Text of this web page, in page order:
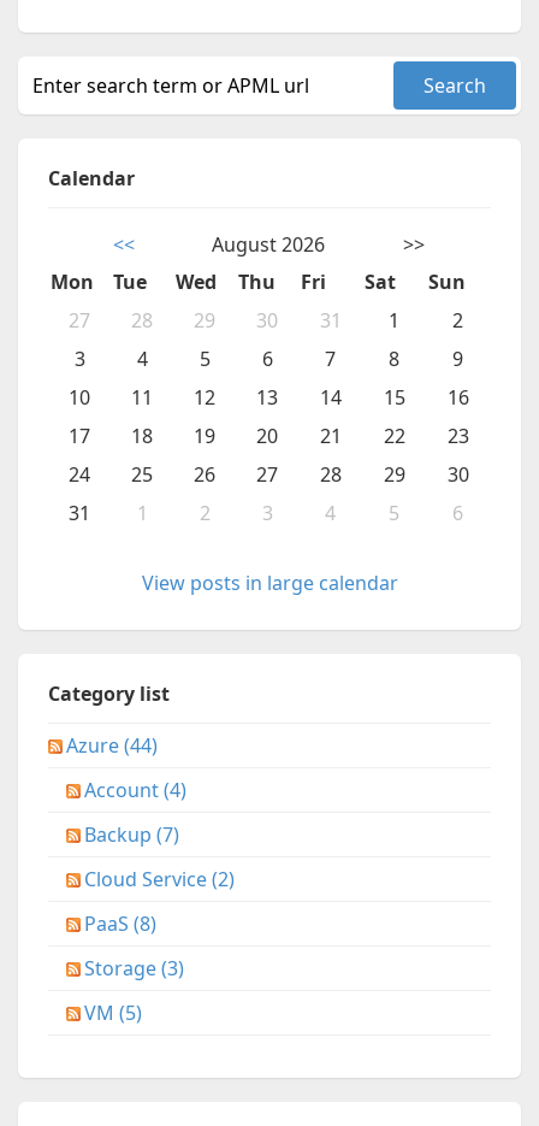
Calendar
<< August 2026
>>
Mon
Tue Wed Thu Fri Sat
Sun
27
28 29 30 31 1
2
3
4 5 6 7 8
9
10
11 12 13 14 15
16
17
18 19 20 21 22
23
24
25 26 27 28 29
30
31
1 2 3 4 5 6
View posts in large calendar
Category list
Azure (44)
Account (4)
Backup (7)
Cloud Service (2)
PaaS (8)
Storage (3)
VM (5)